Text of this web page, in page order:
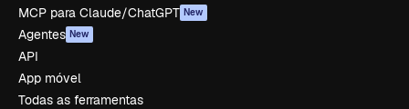
MCP para Claude/ChatGPT New
Agentes New
API
App móvel
Todas as ferramentas